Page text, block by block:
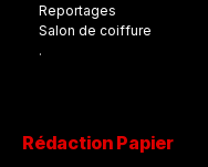
Reportages
Salon de coiffure
.
Rédaction Papier